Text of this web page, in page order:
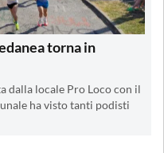
torna in
dalla locale Pro Loco con il
ha visto tanti podisti